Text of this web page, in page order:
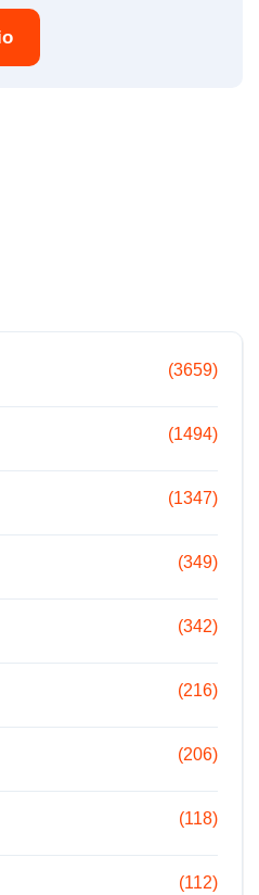
(3659)
(1494)
(1347)
(349)
(342)
(216)
(206)
(118)
(112)